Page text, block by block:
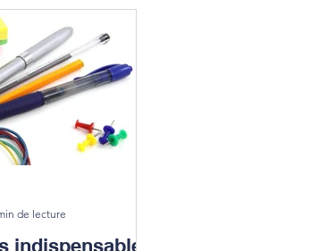
indispensables
de lecture